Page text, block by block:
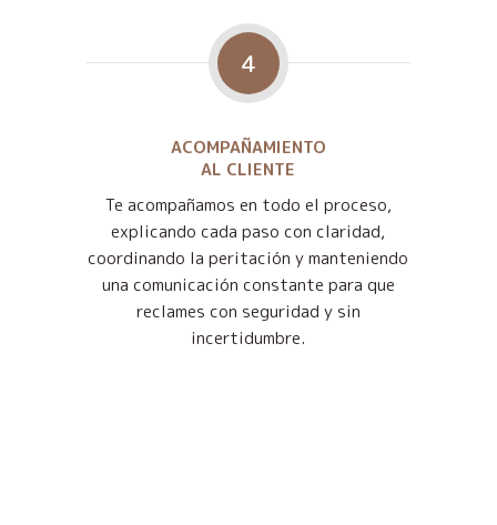
4
ACOMPAÑAMIENTO
AL CLIENTE
Te acompañamos en todo el proceso,
explicando cada paso con claridad,
coordinando la peritación y manteniendo
una comunicación constante para que
reclames con seguridad y sin
incertidumbre.